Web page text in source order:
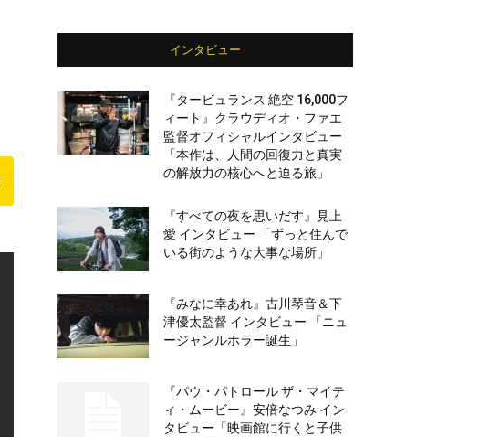
インタビュー
『タービュランス 絶空 16,000フ
ィート』クラウディオ・ファエ
監督オフィシャルインタビュー
「本作は、人間の回復力と真実
の解放力の核心へと迫る旅」
『すべての夜を思いだす』見上
愛 インタビュー 「ずっと住んで
いる街のような大事な場所」
『みなに幸あれ』古川琴音＆下
津優太監督 インタビュー 「ニュ
ージャンルホラー誕生」
『パウ・パトロール ザ・マイテ
ィ・ムービー』安倍なつみ イン
タビュー「映画館に行くと子供